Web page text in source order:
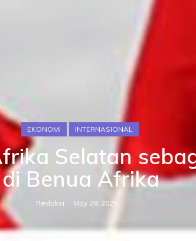
EKONOMI INTERNASIONAL
Selatan
di Benua Afrika
Redaksi May 28, 2026